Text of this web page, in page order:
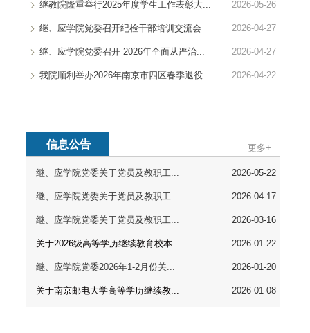
继教院隆重举行2025年度学生工作表彰大... 2026-05-26
继、应学院党委召开纪检干部培训交流会 2026-04-27
继、应学院党委召开 2026年全面从严治... 2026-04-27
我院顺利举办2026年南京市四区春季退役... 2026-04-22
信息公告 更多+
继、应学院党委关于党员及教职工... 2026-05-22
继、应学院党委关于党员及教职工... 2026-04-17
继、应学院党委关于党员及教职工... 2026-03-16
关于2026级高等学历继续教育校本... 2026-01-22
继、应学院党委2026年1-2月份关... 2026-01-20
关于南京邮电大学高等学历继续教... 2026-01-08